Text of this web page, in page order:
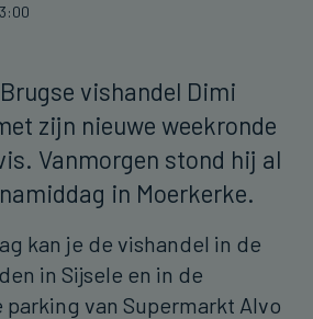
vishandel Dimi
zijn nieuwe weekronde
Vanmorgen stond hij al
in Moerkerke.
kan je de vishandel in de
in Sijsele en in de
van Supermarkt Alvo